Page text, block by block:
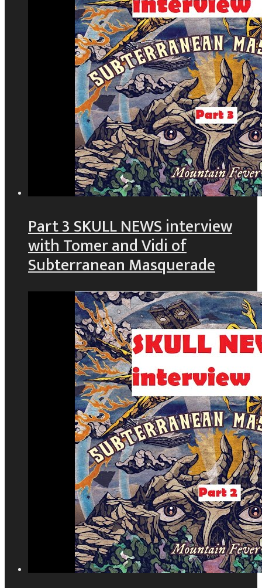
Part 3 SKULL NEWS interview
with Tomer and Vidi of
Subterranean Masquerade